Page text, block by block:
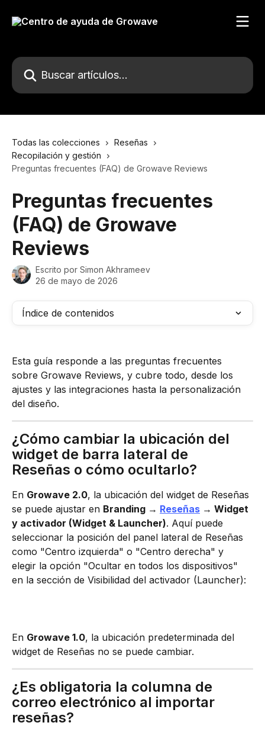
Buscar artículos...
Todas las colecciones
Reseñas
Recopilación y gestión
Preguntas frecuentes (FAQ) de Growave Reviews
Preguntas frecuentes
(FAQ) de Growave
Reviews
Escrito por Simon Akhrameev
26 de mayo de 2026
Índice de contenidos
Esta guía responde a las preguntas frecuentes
sobre Growave Reviews, y cubre todo, desde los
ajustes y las integraciones hasta la personalización
del diseño.
¿Cómo cambiar la ubicación del
widget de barra lateral de
Reseñas o cómo ocultarlo?
En Growave 2.0, la ubicación del widget de Reseñas
se puede ajustar en Branding → Reseñas → Widget
y activador (Widget & Launcher). Aquí puede
seleccionar la posición del panel lateral de Reseñas
como "Centro izquierda" o "Centro derecha" y
elegir la opción "Ocultar en todos los dispositivos"
en la sección de Visibilidad del activador (Launcher):
En Growave 1.0, la ubicación predeterminada del
widget de Reseñas no se puede cambiar.
¿Es obligatoria la columna de
correo electrónico al importar
reseñas?